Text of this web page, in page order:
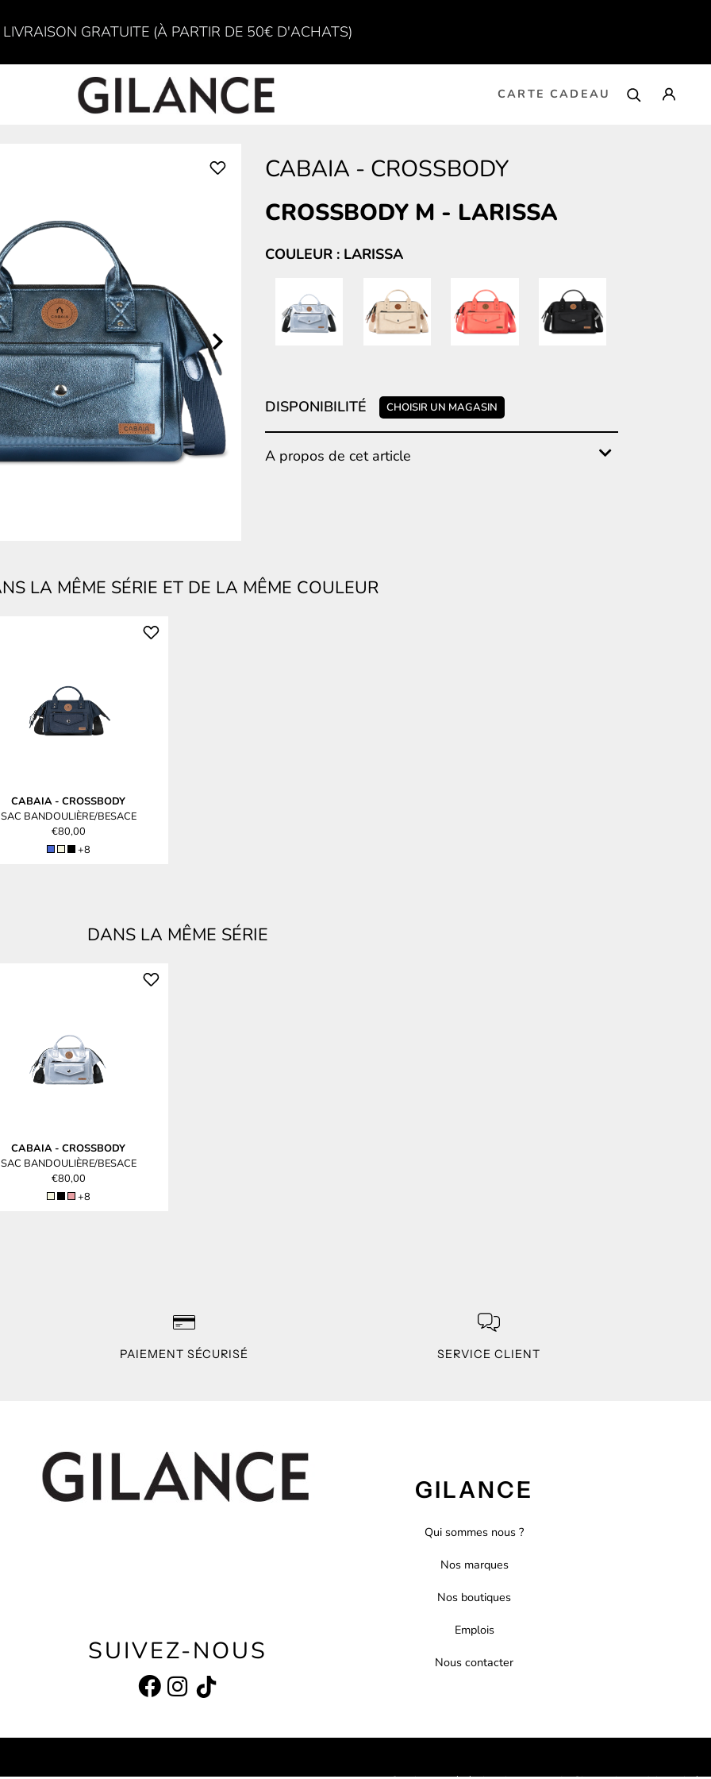
LIVRAISON GRATUITE (À PARTIR DE 50€ D'ACHATS)
CARTE CADEAU
CABAIA - CROSSBODY
CROSSBODY M - LARISSA
COULEUR : LARISSA
DISPONIBILITÉ CHOISIR UN MAGASIN
A propos de cet article
LA MÊME SÉRIE ET DE LA MÊME COULEUR
CABAIA- CROSSBODY
SAC BANDOULIÈRE/BESACE
€80,00
+8
DANS LA MÊME SÉRIE
CABAIA- CROSSBODY
SAC BANDOULIÈRE/BESACE
€80,00
+8
PAIEMENT SÉCURISÉ SERVICE CLIENT
SUIVEZ-NOUS
GILANCE
Qui sommes nous ?
Nos marques
Nos boutiques
Emplois
Nous contacter